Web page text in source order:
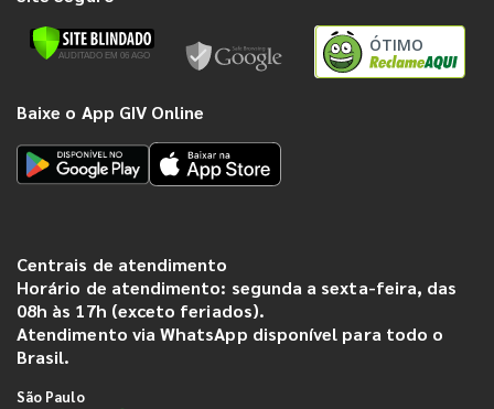
ÓTIMO
Baixe o App GIV Online
Centrais de atendimento
Horário de atendimento: segunda a sexta-feira, das
08h às 17h (exceto feriados).
Atendimento via WhatsApp disponível para todo o
Brasil.
São Paulo